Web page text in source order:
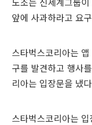
앞에 사과하라고 요
스타벅스코리아는
구를 발견하고 행사
리아는 입장문을 냈
스타벅스코리아는